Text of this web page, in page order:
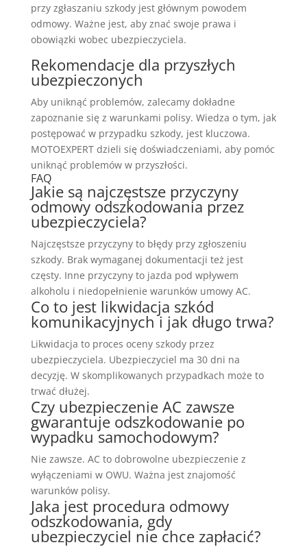
przy zgłaszaniu szkody jest głównym powodem
odmowy. Ważne jest, aby znać swoje prawa i
obowiązki wobec ubezpieczyciela.
Rekomendacje dla przyszłych
ubezpieczonych
Aby uniknąć problemów, zalecamy dokładne
zapoznanie się z warunkami polisy. Wiedza o tym, jak
postępować w przypadku szkody, jest kluczowa.
MOTOEXPERT dzieli się doświadczeniami, aby pomóc
uniknąć problemów w przyszłości.
FAQ
Jakie są najczęstsze przyczyny
odmowy odszkodowania przez
ubezpieczyciela?
Najczęstsze przyczyny to błędy przy zgłoszeniu
szkody. Brak wymaganej dokumentacji też jest
częsty. Inne przyczyny to jazda pod wpływem
alkoholu i niedopełnienie warunków umowy AC.
Co to jest likwidacja szkód
komunikacyjnych i jak długo trwa?
Likwidacja to proces oceny szkody przez
ubezpieczyciela. Ubezpieczyciel ma 30 dni na
decyzję. W skomplikowanych przypadkach może to
trwać dłużej.
Czy ubezpieczenie AC zawsze
gwarantuje odszkodowanie po
wypadku samochodowym?
Nie zawsze. AC to dobrowolne ubezpieczenie z
wyłączeniami w OWU. Ważna jest znajomość
warunków polisy.
Jaka jest procedura odmowy
odszkodowania, gdy
ubezpieczyciel nie chce zapłacić?